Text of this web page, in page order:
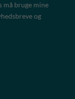
må bruge mine
og